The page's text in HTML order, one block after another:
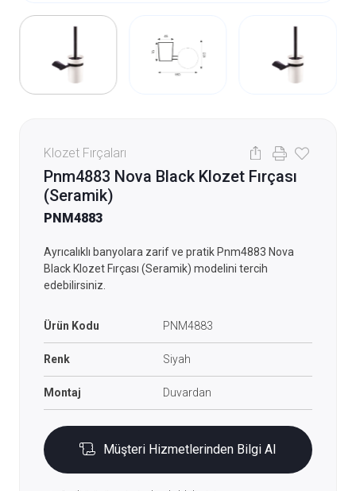
Klozet Fırçaları
Pnm4883 Nova Black Klozet Fırçası
(Seramik)
PNM4883
Ayrıcalıklı banyolara zarif ve pratik Pnm4883 Nova
Black Klozet Fırçası (Seramik) modelini tercih
edebilirsiniz.
Ürün Kodu PNM4883
Renk Siyah
Montaj Duvardan
Müşteri Hizmetlerinden Bilgi Al